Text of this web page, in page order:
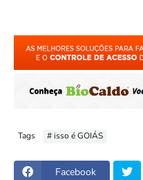
Tags # isso é GOIÁS
Facebook